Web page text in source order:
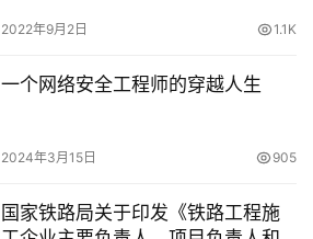
2022年9月2日 1.1K
一个网络安全工程师的穿越人生
2024年3月15日 905
国家铁路局关于印发《铁路工程施